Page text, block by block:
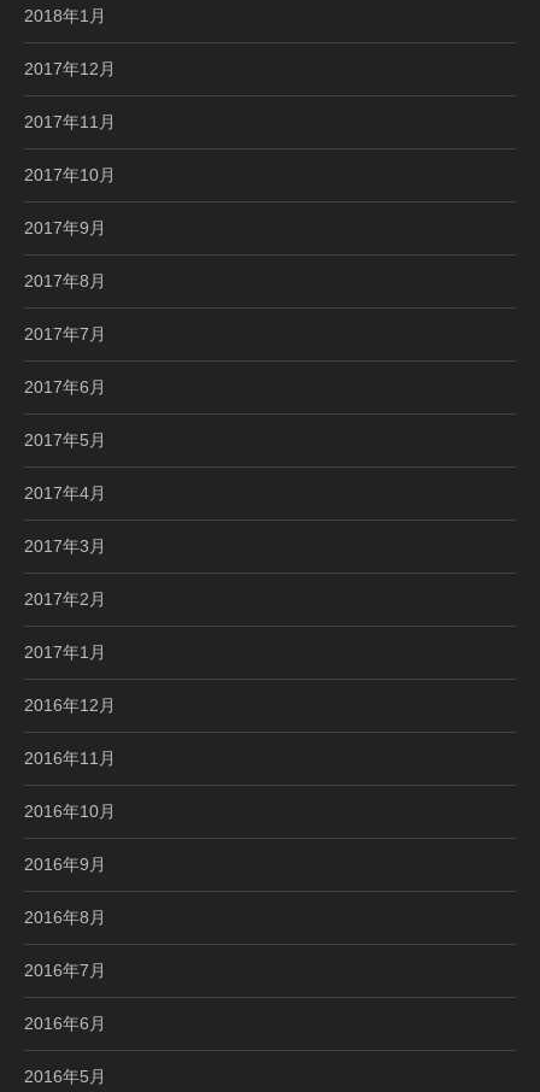
2018年1月
2017年12月
2017年11月
2017年10月
2017年9月
2017年8月
2017年7月
2017年6月
2017年5月
2017年4月
2017年3月
2017年2月
2017年1月
2016年12月
2016年11月
2016年10月
2016年9月
2016年8月
2016年7月
2016年6月
2016年5月